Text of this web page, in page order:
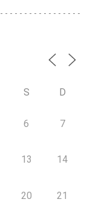
S D
6 7
13 14
20 21